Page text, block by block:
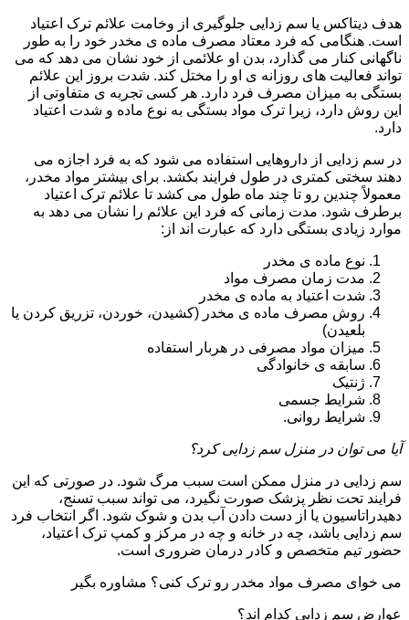
هدف دیتاکس یا سم زدایی جلوگیری از وخامت علائم ترک اعتیاد
است. هنگامی که فرد معتاد مصرف ماده ی مخدر خود را به طور
ناگهانی کنار می گذارد، بدن او علائمی از خود نشان می دهد که می
تواند فعالیت های روزانه ی او را مختل کند. شدت بروز این علائم
بستگی به میزان مصرف فرد دارد. هر کسی تجربه ی متفاوتی از
این روش دارد، زیرا ترک مواد بستگی به نوع ماده و شدت اعتیاد
دارد.
در سم زدایی از داروهایی استفاده می شود که به فرد اجازه می
دهند سختی کمتری در طول فرایند بکشد. برای بیشتر مواد مخدر،
معمولاً چندین رو تا چند ماه طول می کشد تا علائم ترک اعتیاد
برطرف شود. مدت زمانی که فرد این علائم را نشان می دهد به
موارد زیادی بستگی دارد که عبارت اند از:
نوع ماده ی مخدر
مدت زمان مصرف مواد
شدت اعتیاد به ماده ی مخدر
روش مصرف ماده ی مخدر (کشیدن، خوردن، تزریق کردن یا
بلعیدن)
میزان مواد مصرفی در هربار استفاده
سابقه ی خانوادگی
ژنتیک
شرایط جسمی
شرایط روانی.
آیا می توان در منزل سم زدایی کرد؟
سم زدایی در منزل ممکن است سبب مرگ شود. در صورتی که این
فرایند تحت نظر پزشک صورت نگیرد، می تواند سبب تسنج،
دهیدراتاسیون یا از دست دادن آب بدن و شوک شود. اگر انتخاب فرد
سم زدایی باشد، چه در خانه و چه در مرکز و کمپ ترک اعتیاد،
حضور تیم متخصص و کادر درمان ضروری است.
می خوای مصرف مواد مخدر رو ترک کنی؟ مشاوره بگیر
عوارض سم زدایی کدام اند؟